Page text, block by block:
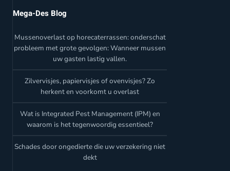
Mega-Des Blog
Mussenoverlast op horecaterrassen: onderschat
probleem met grote gevolgen: Wanneer mussen
uw gasten lastig vallen.
Zilvervisjes, papiervisjes of ovenvisjes? Zo
herkent en voorkomt u overlast
Wat is Integrated Pest Management (IPM) en
waarom is het tegenwoordig essentieel?
Schades door ongedierte die uw verzekering niet
dekt